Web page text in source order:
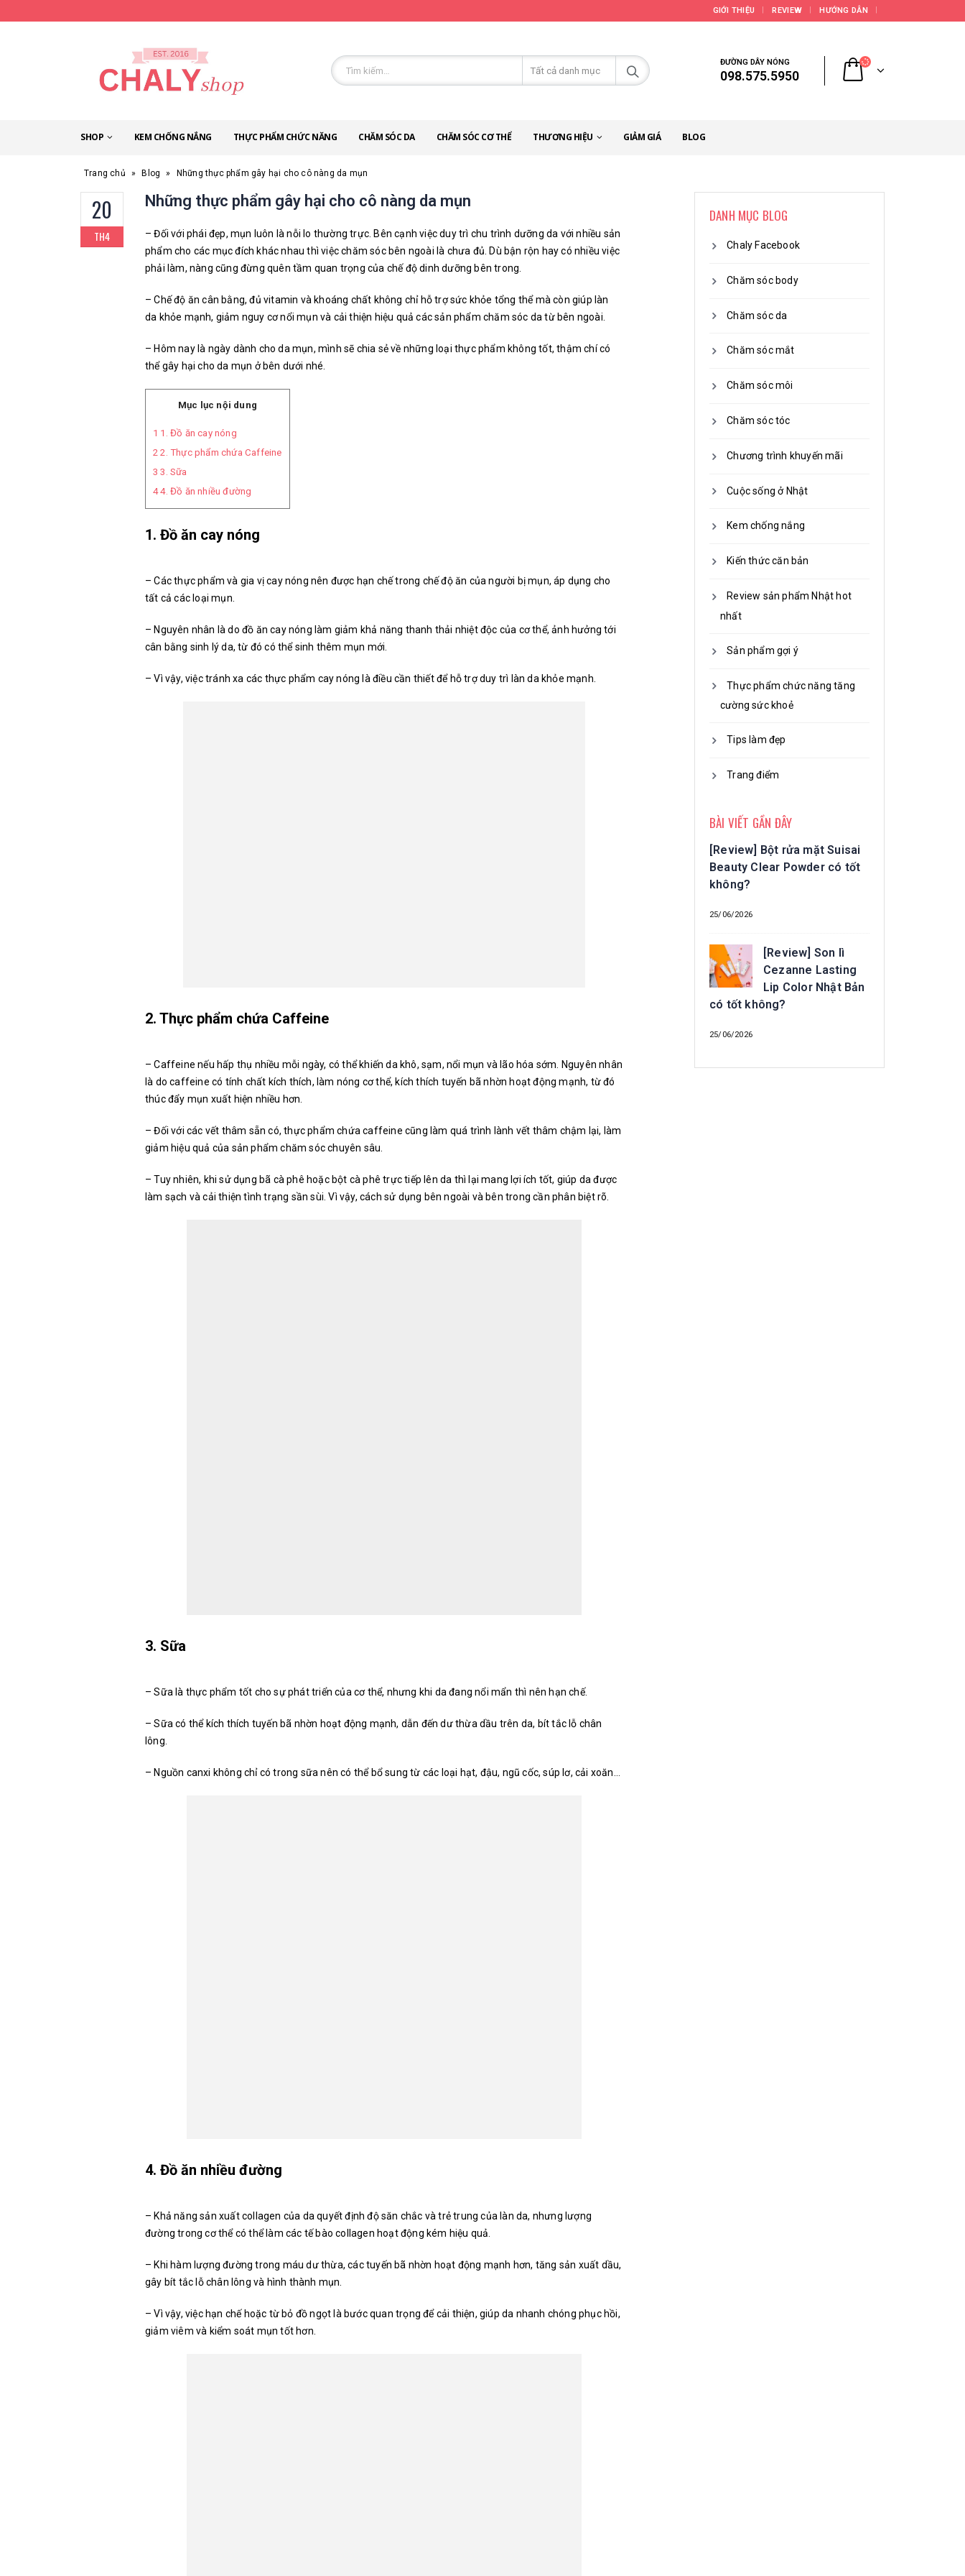
GIỚI THIỆU REVIEW HƯỚNG DẪN
ĐƯỜNG DÂY NÓNG
098.575.5950
SHOP KEM CHỐNG NẮNG THỰC PHẨM CHỨC NĂNG CHĂM SÓC DA CHĂM SÓC CƠ THỂ THƯƠNG HIỆU GIẢM GIÁ BLOG
Trang chủ » Blog » Những thực phẩm gây hại cho cô nàng da mụn
20
TH4
Những thực phẩm gây hại cho cô nàng da mụn
– Đối với phái đẹp, mụn luôn là nỗi lo thường trực. Bên cạnh việc duy trì chu trình dưỡng da với nhiều sản
phẩm cho các mục đích khác nhau thì việc chăm sóc bên ngoài là chưa đủ. Dù bận rộn hay có nhiều việc
phải làm, nàng cũng đừng quên tầm quan trọng của chế độ dinh dưỡng bên trong.
– Chế độ ăn cân bằng, đủ vitamin và khoáng chất không chỉ hỗ trợ sức khỏe tổng thể mà còn giúp làn
da khỏe mạnh, giảm nguy cơ nổi mụn và cải thiện hiệu quả các sản phẩm chăm sóc da từ bên ngoài.
– Hôm nay là ngày dành cho da mụn, mình sẽ chia sẻ về những loại thực phẩm không tốt, thậm chí có
thể gây hại cho da mụn ở bên dưới nhé.
Mục lục nội dung
1 1. Đồ ăn cay nóng
2 2. Thực phẩm chứa Caffeine
3 3. Sữa
44. Đồ ăn nhiều đường
1. Đồ ăn cay nóng
– Các thực phẩm và gia vị cay nóng nên được hạn chế trong chế độ ăn của người bị mụn, áp dụng cho
tất cả các loại mụn.
– Nguyên nhân là do đồ ăn cay nóng làm giảm khả năng thanh thải nhiệt độc của cơ thể, ảnh hưởng tới
cân bằng sinh lý da, từ đó có thể sinh thêm mụn mới.
– Vì vậy, việc tránh xa các thực phẩm cay nóng là điều cần thiết để hỗ trợ duy trì làn da khỏe mạnh.
2. Thực phẩm chứa Caffeine
– Caffeine nếu hấp thụ nhiều mỗi ngày, có thể khiến da khô, sạm, nổi mụn và lão hóa sớm. Nguyên nhân
là do caffeine có tính chất kích thích, làm nóng cơ thể, kích thích tuyến bã nhờn hoạt động mạnh, từ đó
thúc đẩy mụn xuất hiện nhiều hơn.
– Đối với các vết thâm sẵn có, thực phẩm chứa caffeine cũng làm quá trình lành vết thâm chậm lại, làm
giảm hiệu quả của sản phẩm chăm sóc chuyên sâu.
– Tuy nhiên, khi sử dụng bã cà phê hoặc bột cà phê trực tiếp lên da thì lại mang lợi ích tốt, giúp da được
làm sạch và cải thiện tình trạng sần sùi. Vì vậy, cách sử dụng bên ngoài và bên trong cần phân biệt rõ.
3. Sữa
– Sữa là thực phẩm tốt cho sự phát triển của cơ thể, nhưng khi da đang nổi mẩn thì nên hạn chế.
– Sữa có thể kích thích tuyến bã nhờn hoạt động mạnh, dẫn đến dư thừa dầu trên da, bít tắc lỗ chân
lông.
– Nguồn canxi không chỉ có trong sữa nên có thể bổ sung từ các loại hạt, đậu, ngũ cốc, súp lơ, cải xoăn…
4. Đồ ăn nhiều đường
– Khả năng sản xuất collagen của da quyết định độ săn chắc và trẻ trung của làn da, nhưng lượng
đường trong cơ thể có thể làm các tế bào collagen hoạt động kém hiệu quả.
– Khi hàm lượng đường trong máu dư thừa, các tuyến bã nhờn hoạt động mạnh hơn, tăng sản xuất dầu,
gây bít tắc lỗ chân lông và hình thành mụn.
– Vì vậy, việc hạn chế hoặc từ bỏ đồ ngọt là bước quan trọng để cải thiện, giúp da nhanh chóng phục hồi,
giảm viêm và kiểm soát mụn tốt hơn.
DANH MỤC BLOG
Chaly Facebook
Chăm sóc body
Chăm sóc da
Chăm sóc mắt
Chăm sóc môi
Chăm sóc tóc
Chương trình khuyến mãi
Cuộc sống ở Nhật
Kem chống nắng
Kiến thức căn bản
Review sản phẩm Nhật hot
nhất
Sản phẩm gợi ý
Thực phẩm chức năng tăng
cường sức khoẻ
Tips làm đẹp
Trang điểm
BÀI VIẾT GẦN ĐÂY
[Review] Bột rửa mặt Suisai
Beauty Clear Powder có tốt
không?
25/06/2026
[Review] Son lì
Cezanne Lasting
Lip Color Nhật Bản
có tốt không?
25/06/2026